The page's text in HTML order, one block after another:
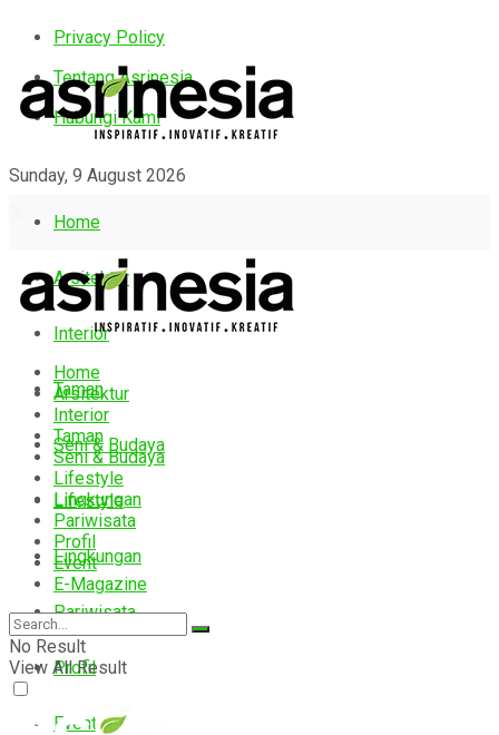
Privacy Policy
Tentang Asrinesia
Hubungi Kami
Sunday, 9 August 2026
Home
Arsitektur
Interior
Taman
Seni & Budaya
Lifestyle
Lingkungan
Pariwisata
Profil
Event
Home
Arsitektur
Interior
Taman
Seni & Budaya
Lifestyle
Lingkungan
Pariwisata
Profil
Event
E-Magazine
No Result
View All Result